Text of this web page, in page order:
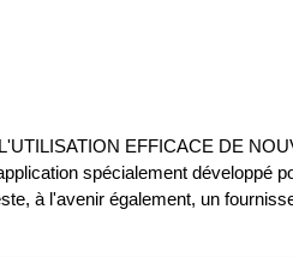
EFFICACE DE
spécialement développé
à l'avenir également, un